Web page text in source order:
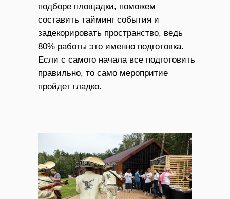
подборе площадки, поможем
составить тайминг события и
задекорировать пространство, ведь
80% работы это именно подготовка.
Если с самого начала все подготовить
правильно, то само меропритие
пройдет гладко.